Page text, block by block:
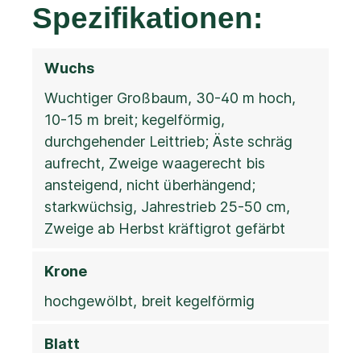
Spezifikationen:
Wuchs
Wuchtiger Großbaum, 30-40 m hoch,
10-15 m breit; kegelförmig,
durchgehender Leittrieb; Äste schräg
aufrecht, Zweige waagerecht bis
ansteigend, nicht überhängend;
starkwüchsig, Jahrestrieb 25-50 cm,
Zweige ab Herbst kräftigrot gefärbt
Krone
hochgewölbt, breit kegelförmig
Blatt